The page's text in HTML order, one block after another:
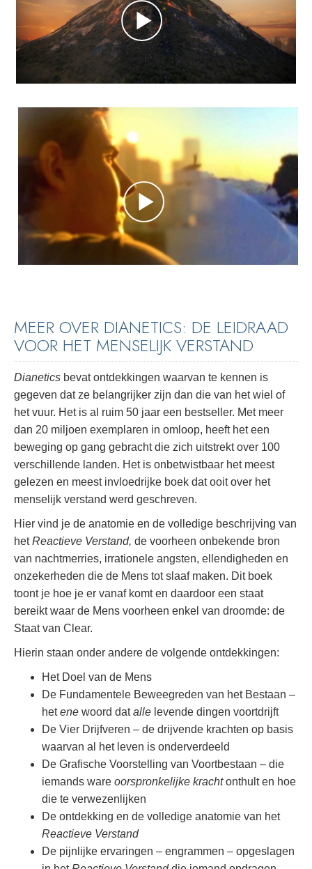
MEER OVER DIANETICS: DE LEIDRAAD
VOOR HET MENSELIJK VERSTAND
Dianetics bevat ontdekkingen waarvan te kennen is
gegeven dat ze belangrijker zijn dan die van het wiel of
het vuur. Het is al ruim 50 jaar een bestseller. Met meer
dan 20 miljoen exemplaren in omloop, heeft het een
beweging op gang gebracht die zich uitstrekt over 100
verschillende landen. Het is onbetwistbaar het meest
gelezen en meest invloedrijke boek dat ooit over het
menselijk verstand werd geschreven.
Hier vind je de anatomie en de volledige beschrijving van
hetReactieve Verstand, de voorheen onbekende bron
van nachtmerries, irrationele angsten, ellendigheden en
onzekerheden die de Mens tot slaaf maken. Dit boek
toont je hoe je er vanaf komt en daardoor een staat
bereikt waar de Mens voorheen enkel van droomde: de
Staat van Clear.
Hierin staan onder andere de volgende ontdekkingen:
Het Doel van de Mens
De Fundamentele Beweegreden van het Bestaan –
hetene woord datalle levende dingen voortdrijft
De Vier Drijfveren – de drijvende krachten op basis
waarvan al het leven is onderverdeeld
De Grafische Voorstelling van Voortbestaan – die
iemands ware oorspronkelijke krachtonthult en hoe
die te verwezenlijken
De ontdekking en de volledige anatomie van het
Reactieve Verstand
De pijnlijke ervaringen – engrammen – opgeslagen